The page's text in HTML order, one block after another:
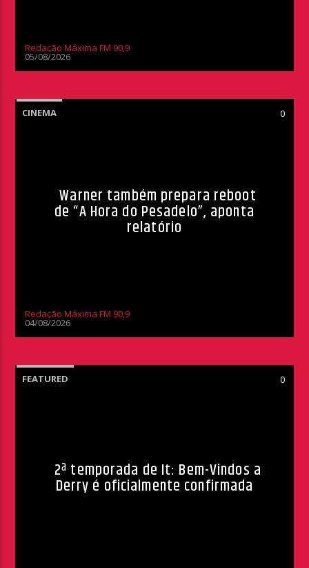
Redação Máxima FM 90,9
05/08/2026
CINEMA 0
Warner também prepara reboot
de “A Hora do Pesadelo”, aponta
relatório
Redação Máxima FM 90,9
04/08/2026
FEATURED 0
2ª temporada de It: Bem-Vindos a
Derry é oficialmente confirmada